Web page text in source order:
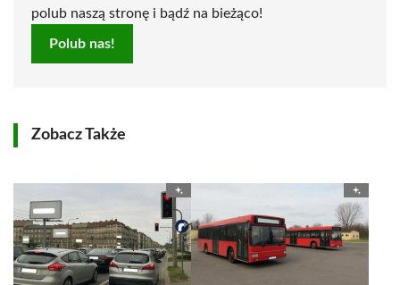
polub naszą stronę i bądź na bieżąco!
Polub nas!
Zobacz Także